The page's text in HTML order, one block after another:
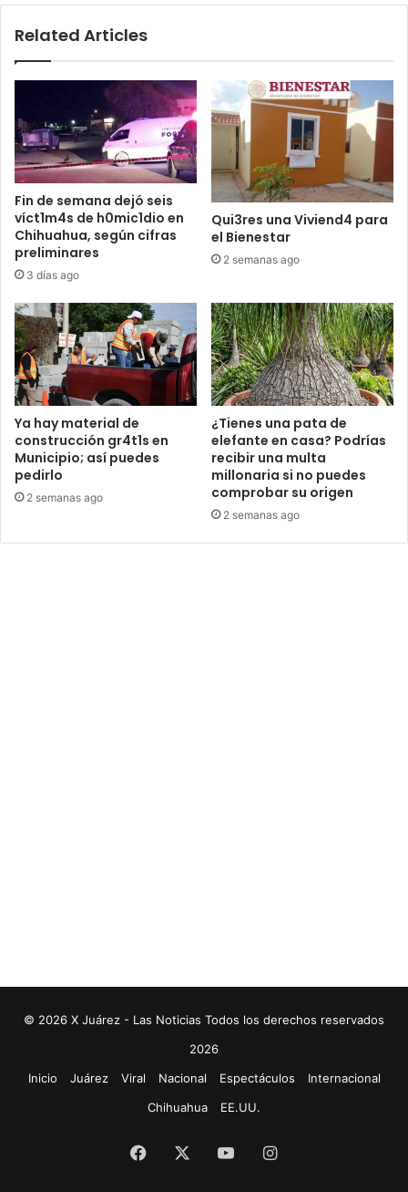
Related Articles
Fin de semana dejó seis
víct1m4s de h0mic1dio en
Chihuahua, según cifras
preliminares
3 días ago
Qui3res una Viviend4 para
el Bienestar
2 semanas ago
Ya hay material de
construcción gr4t1s en
Municipio; así puedes
pedirlo
2 semanas ago
¿Tienes una pata de
elefante en casa? Podrías
recibir una multa
millonaria si no puedes
comprobar su origen
2 semanas ago
© 2026 X Juárez - Las Noticias Todos los derechos reservados
2026
Inicio
Juárez Viral Nacional Espectáculos
Internacional
Chihuahua
EE.UU.
Facebook YouTubeInstagram